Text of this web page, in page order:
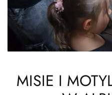
MISIE I